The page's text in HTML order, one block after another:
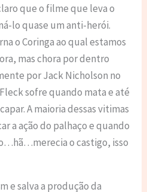
que o filme que leva o
lo quase um anti-herói.
o Coringa ao qual estamos
mas chora por dentro
por Jack Nicholson no
sofre quando mata e até
A maioria dessas vitimas
a ação do palhaço e quando
o castigo, isso
e salva a produção da